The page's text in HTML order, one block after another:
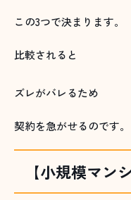
この3つで決まります。
比較されると
ズレがバレるため
契約を急がせるのです。
【小規模マン